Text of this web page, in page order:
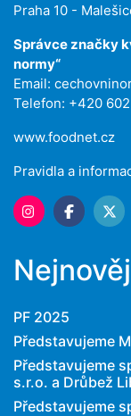
Praha 10 -
Správce značky
normy“
Email:
Telefon: +420
www.foodnet.cz
Pravidla a
PF 2025
Představujeme
Představujeme
s.r.o. a Drůbež
Představujeme